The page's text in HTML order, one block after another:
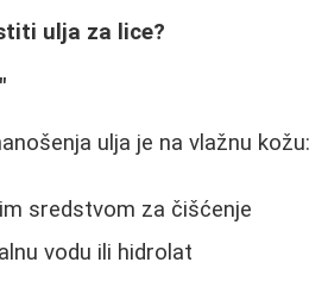
ulja za lice?
ulja je na vlažnu kožu:
sredstvom za čišćenje
vodu ili hidrolat